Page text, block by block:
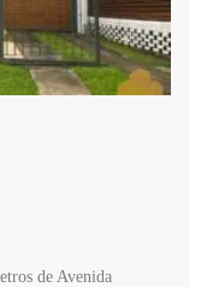
de Avenida